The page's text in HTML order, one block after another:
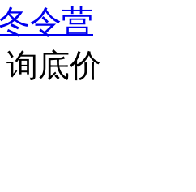
令营
询底价